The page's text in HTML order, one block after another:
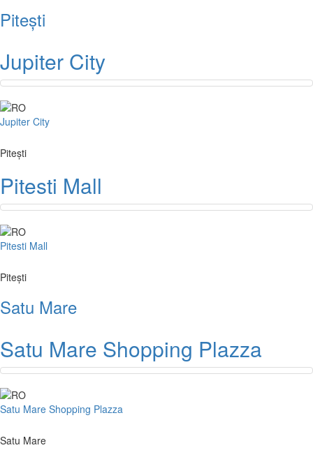
Pitești
Jupiter City
Jupiter City
Pitești
Pitesti Mall
Pitesti Mall
Pitești
Satu Mare
Satu Mare Shopping Plazza
Satu Mare Shopping Plazza
Satu Mare